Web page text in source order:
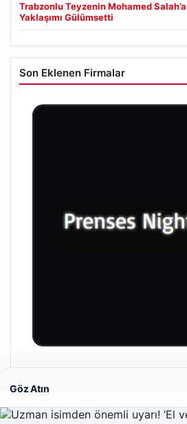
Trabzonlu Teyzenin Mohamed
Yaklaşımı Gülümsetti
Son Eklenen Firmalar
Nisan 29, 2026
Göz Atın